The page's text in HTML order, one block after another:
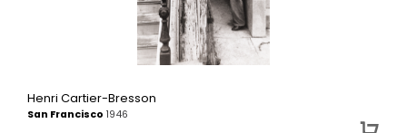
Henri Cartier-Bresson
San Francisco 1946